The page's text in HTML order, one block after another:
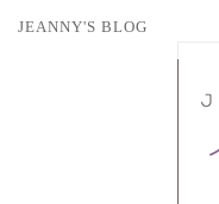
JEANNY'S BLOG